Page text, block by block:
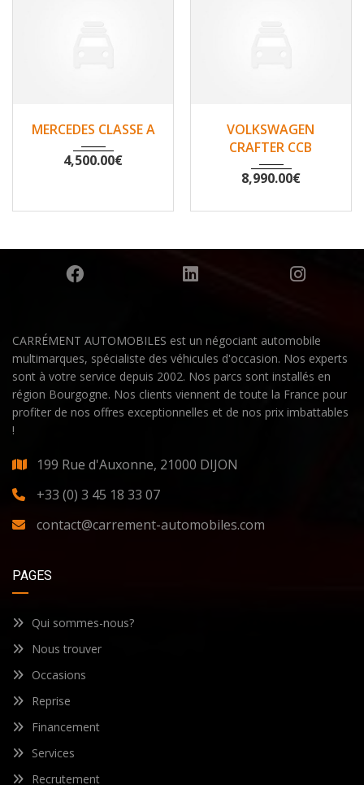
148500
MERCEDES CLASSE A
4,500.00€
200530
VOLKSWAGEN
CRAFTER CCB
8,990.00€
CARRÉMENT AUTOMOBILES est un négociant automobile
multimarques, spécialiste des véhicules d'occasion. Nos experts
sont à votre service depuis 2002. Nos parcs sont installés en
région Bourgogne. Nos clients viennent de toute la France pour
profiter de nos offres exceptionnelles et de nos prix imbattables
!
199 Rue d'Auxonne, 21000 DIJON
+33 (0) 3 45 18 33 07
contact@carrement-automobiles.com
PAGES
Qui sommes-nous?
Nous trouver
Occasions
Reprise
Financement
Services
Recrutement